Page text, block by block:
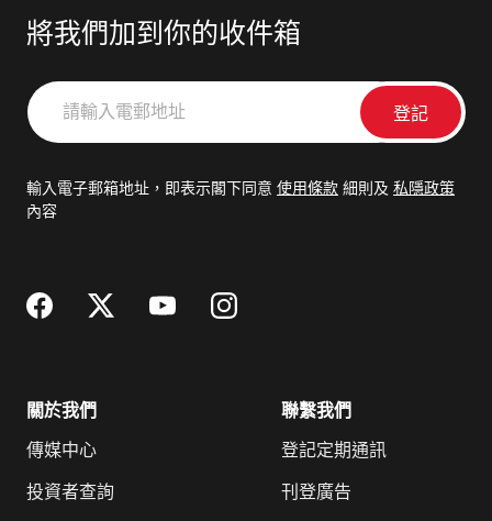
將我們加到你的收件箱
請
輸
郵
輸入電子郵箱地址，即表示閣下同意 使用條款 細則及 私隱政策
內容
關於我們
傳媒中心
投資者查詢
聯繫我們
登記定期通訊
刊登廣告